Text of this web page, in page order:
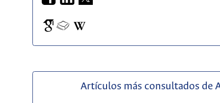
Artículos más consultados de